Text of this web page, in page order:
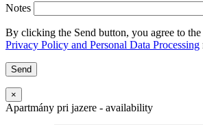
Notes
By clicking the Send button, you agree to the
Privacy Policy and Personal Data Processing
×
Apartmány pri jazere - availability